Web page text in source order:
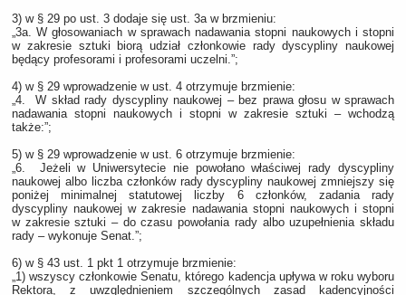
3) w § 29 po ust. 3 dodaje się ust. 3a w brzmieniu:
„3a. W głosowaniach w sprawach nadawania stopni naukowych i stopni
w zakresie sztuki biorą udział członkowie rady dyscypliny naukowej
będący profesorami i profesorami uczelni.”;
4) w § 29 wprowadzenie w ust. 4 otrzymuje brzmienie:
„4. W skład rady dyscypliny naukowej – bez prawa głosu w sprawach
nadawania stopni naukowych i stopni w zakresie sztuki – wchodzą
także:”;
5) w § 29 wprowadzenie w ust. 6 otrzymuje brzmienie:
„6. Jeżeli w Uniwersytecie nie powołano właściwej rady dyscypliny
naukowej albo liczba członków rady dyscypliny naukowej zmniejszy się
poniżej minimalnej statutowej liczby 6 członków, zadania rady
dyscypliny naukowej w zakresie nadawania stopni naukowych i stopni
w zakresie sztuki – do czasu powołania rady albo uzupełnienia składu
rady – wykonuje Senat.”;
6) w § 43 ust. 1 pkt 1 otrzymuje brzmienie:
„1) wszyscy członkowie Senatu, którego kadencja upływa w roku wyboru
Rektora, z uwzględnieniem szczególnych zasad kadencyjności